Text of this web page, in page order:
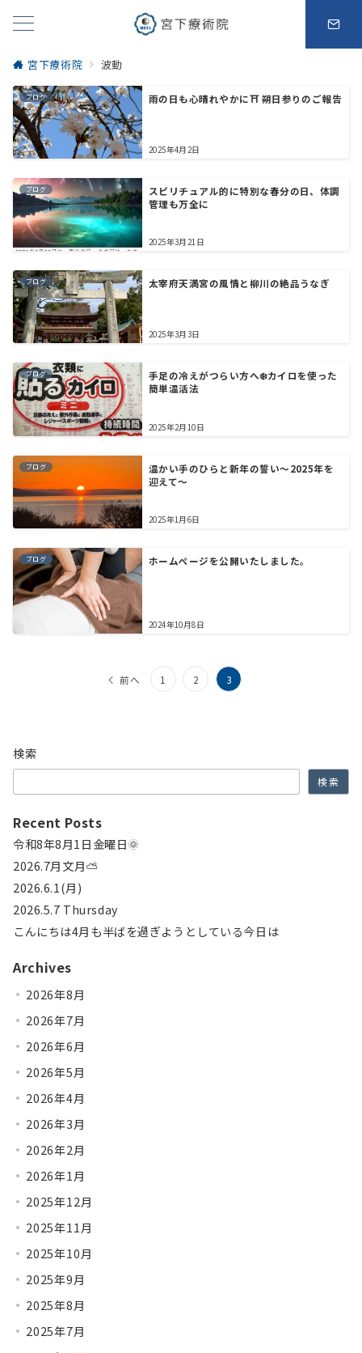
宮下療術院 波動
ブログ 雨の日も心晴れやかに⛩️ 朔日参りのご報告
2025年4月2日
ブログ
スピリチュアル的に特別な春分の日、体調
管理も万全に
2025年3月21日
ブログ 太宰府天満宮の風情と柳川の絶品うなぎ
2025年3月3日
ブログ
手足の冷えがつらい方へ❄️カイロを使った
簡単温活法
2025年2月10日
ブログ
温かい手のひらと新年の誓い～2025年を
迎えて～
2025年1月6日
ブログ ホームぺージを公開いたしました。
2024年10月8日
ペ
ー
ジ
送
り
前へ 1 2 3
検索
検索
Recent Posts
令和8年8月1日金曜日🌞
2026.7月文月⛅
2026.6.1(月)
2026.5.7 Thursday
こんにちは4月も半ばを過ぎようとしている今日は
Archives
2026年8月
2026年7月
2026年6月
2026年5月
2026年4月
2026年3月
2026年2月
2026年1月
2025年12月
2025年11月
2025年10月
2025年9月
2025年8月
2025年7月